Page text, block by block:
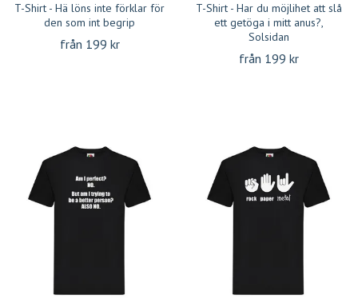
T-Shirt - Hä löns inte förklar för
den som int begrip
från 199 kr
T-Shirt - Har du möjlihet att slå
ett getöga i mitt anus?,
Solsidan
från 199 kr